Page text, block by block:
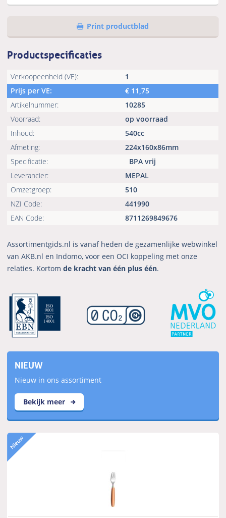
Print productblad
Productspecificaties
Verkoopeenheid (VE):
1
Prijs per VE:
€ 11,75
Artikelnummer:
10285
Voorraad:
op voorraad
Inhoud:
540cc
Afmeting:
224x160x86mm
Specificatie:
BPA vrij
Leverancier:
MEPAL
Omzetgroep:
510
NZI Code:
441990
EAN Code:
8711269849676
Assortimentgids.nl is vanaf heden de gezamenlijke webwinkel
van AKB.nl en Indomo, voor een OCI koppeling met onze
relaties. Kortomde kracht van één plus één.
NIEUW
Nieuw in ons assortiment
Bekijk meer